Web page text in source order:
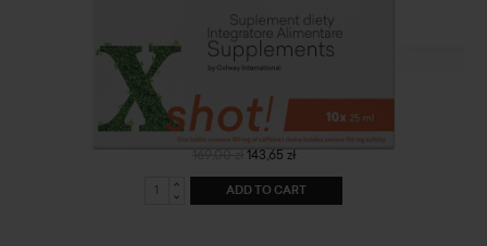
Xshot
143,65 zł
ADD TO CART